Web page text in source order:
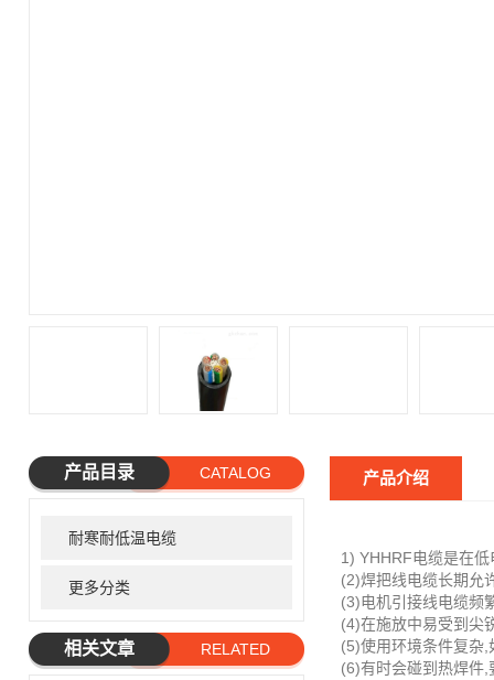
产品目录 CATALOG
耐寒耐低温电缆
更多分类
相关文章
RELATED
产品介绍
1) YHHRF电缆是在
(2)焊把线电缆长期允
(3)电机引接线电缆频
(4)在施放中易受到尖
(5)使用环境条件复杂
(6)有时会碰到热焊件